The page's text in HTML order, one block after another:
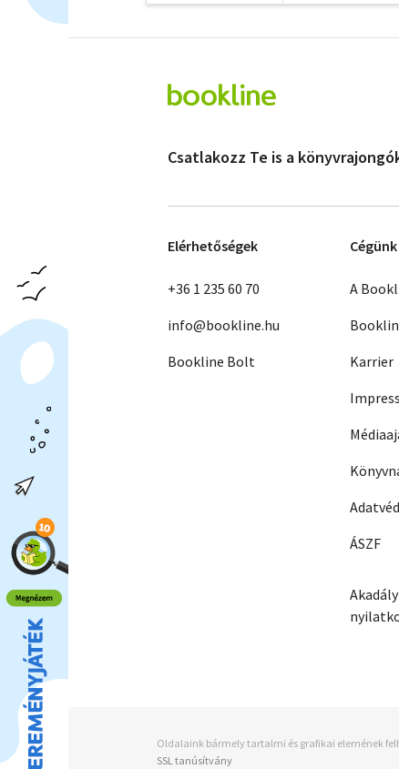
Csatlakozz Te is a
Elérhetőségek
+36 1 235 60 70
info@bookline.hu
Bookline Bolt
Cégünk
A
Karrier
ÁSZF
Oldalaink bármely tartalmi és grafikai elemének
SSL tanúsítvány